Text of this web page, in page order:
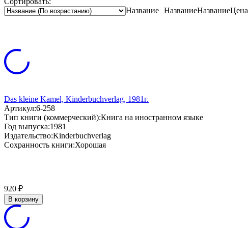
Название НазваниеНазваниеЦена
Das kleine Kamel, Kinderbuchverlag, 1981г.
Артикул:6-258
Тип книги (коммерческий):Книга на иностранном языке
Год выпуска:1981
Издательство:Kinderbuchverlag
Сохранность книги:Хорошая
920 ₽
В корзину